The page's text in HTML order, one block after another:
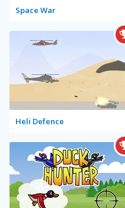
Space War
Heli Defence